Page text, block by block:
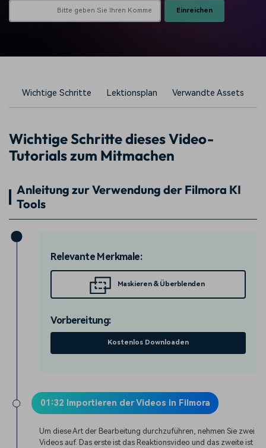
Einreichen
Wichtige Schritte Lektionsplan Verwandte Assets
Wichtige Schritte dieses Video-
Tutorials zum Mitmachen
Anleitung zur Verwendung der Filmora KI
Tools
Relevante Merkmale:
Maskieren & Überblenden
Vorbereitung:
Kostenlos Downloaden
01:32 Importieren der Videos in Filmora
Um diese Art der Bearbeitung durchzuführen, nehmen Sie zwei
Videos auf. Das erste ist das Reaktionsvideo und das zweite ist